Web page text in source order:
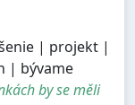
| projekt |
| bývame
by se měli